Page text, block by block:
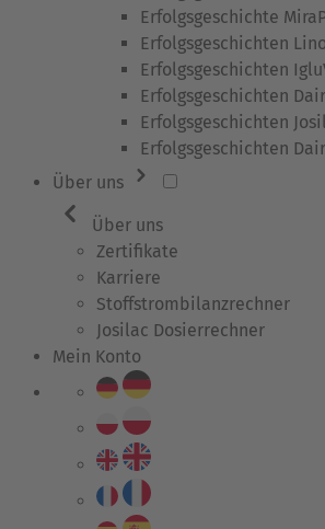
Erfolgsgeschichte
Erfolgsgeschichten
Erfolgsgeschichten
Erfolgsgeschichten
Erfolgsgeschichten
Erfolgsgeschichten
Über uns
Über uns
Zertifikate
Karriere
Stoffstrombilanzrechner
Josilac Dosierrechner
Mein Konto